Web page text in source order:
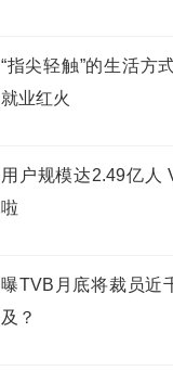
“指尖轻触”的生活方
就业红火
用户规模达2.49亿人
啦
曝TVB月底将裁员近
及？